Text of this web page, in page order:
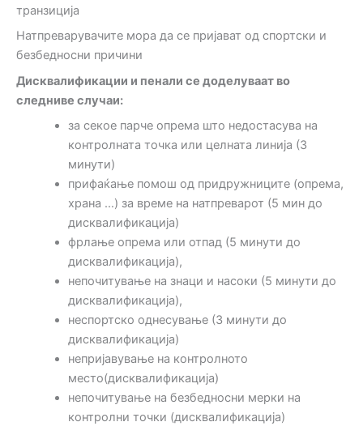
транзиција
Натпреварувачите мора да се пријават од спортски и
безбедносни причини
Дисквалификации и пенали се доделуваат во
следниве случаи:
за секое парче опрема што недостасува на
контролната точка или целната линија (3
минути)
прифаќање помош од придружниците (опрема,
храна …) за време на натпреварот (5 мин до
дисквалификација)
фрлање опрема или отпад (5 минути до
дисквалификација),
непочитување на знаци и насоки (5 минути до
дисквалификација),
неспортско однесување (3 минути до
дисквалификација)
непријавување на контролното
место(дисквалификација)
непочитување на безбедносни мерки на
контролни точки (дисквалификација)